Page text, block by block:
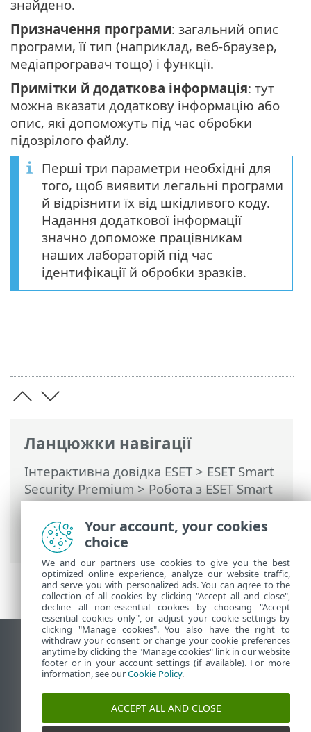
Ланцюжки навігації
Інтерактивна довідка ESET> ESET Smart
Security Premium>Робота з ESET Smart
Security Premium>Інструменти>Вибір
зразка для аналізу> Вибір зразка для
аналізу: помилково розпізнаний файл
знайдено.
Призначення програми: загальний опис
програми, її тип (наприклад, веб-браузер,
медіапрогравач тощо) і функції.
Примітки й додаткова інформація: тут
можна вказати додаткову інформацію або
опис, які допоможуть під час обробки
підозрілого файлу.
Перші три параметри необхідні для
того, щоб виявити легальні програми
й відрізнити їх від шкідливого коду.
Надання додаткової інформації
значно допоможе працівникам
наших лабораторій під час
ідентифікації й обробки зразків.
Переглянути повну версію
End of Life
База знань ESET
Форум ESET
ESET Status Portal
Your account, your cookies
choice
We and our partners use cookies to give you the best
optimized online experience, analyze our website traffic,
and serve you with personalized ads. You can agree to the
collection of all cookies by clicking "Accept all and close",
decline all non-essential cookies by choosing "Accept
essential cookies only", or adjust your cookie settings by
clicking "Manage cookies". You also have the right to
withdraw your consent or change your cookie preferences
anytime by clicking the "Manage cookies" link in our website
footer or in your account settings (if available). For more
information, see ourCookie Policy.
ACCEPT ALL AND CLOSE